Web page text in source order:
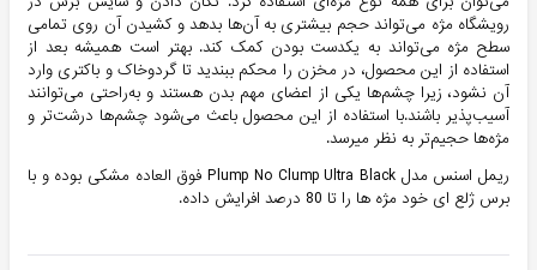
رویشگاه مژه می‌تواند حجم بیشتری به آن‌ها بدهد و کشیدن آن روی تمامی
سطح مژه می‌تواند به یکدست بودن کمک کند. بهتر است همیشه بعد از
استفاده از این محصول، در مخزن را محکم ببندید تا گردوخاک و باکتری وارد
آن نشود، زیرا چشم‌ها یکی از اعضای مهم بدن هستند و به‌راحتی می‌توانند
آسیب‌پذیر باشند.با استفاده از این محصول باعث می‌شود چشم‌ها درشت‌تر و
مژه‌ها حجیم‌تر به نظر میرسد.
ریمل اسنس مدل Plump No Clump Ultra Black فوق العاده مشکی بوده و با
برس ژلع ای خود مژه ها را تا 80 درصد افرایش داده.